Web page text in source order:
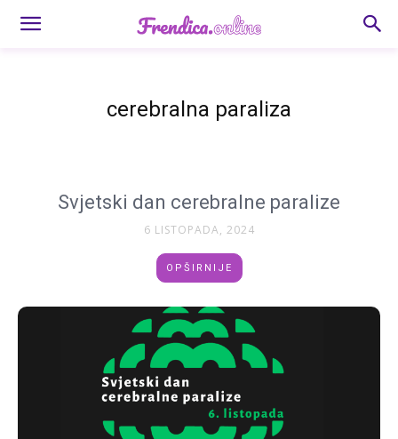
cerebralna paraliza
Svjetski dan cerebralne paralize
6 LISTOPADA, 2024
OPŠIRNIJE